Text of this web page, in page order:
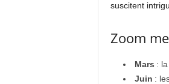
suscitent
Zoom
Mars :
Juin :